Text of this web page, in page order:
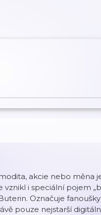
akcie nebo měna
vznikl i speciální pojem
Označuje
pouze nejstarší